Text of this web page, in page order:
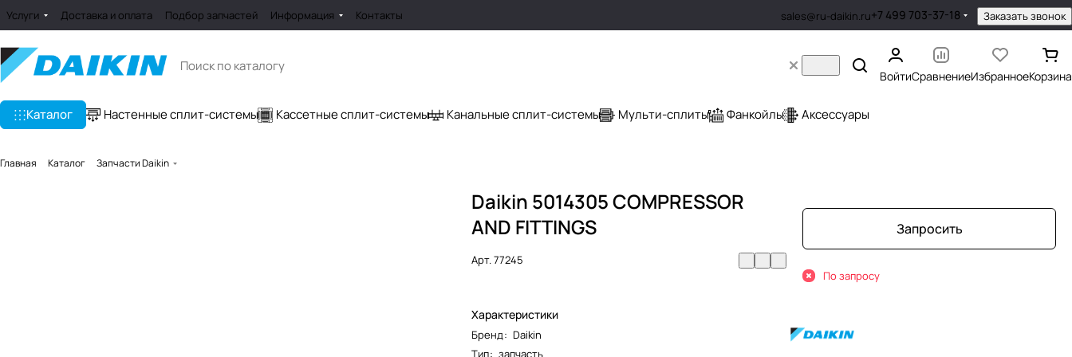
Услуги Доставка и оплата Подбор запчастей Информация Контакты sales@ru-daikin.ru+7 499 703-37-18 Заказать звонок
ВойтиСравнениеИзбранноеКорзина
Каталог Настенные сплит-системы Кассетные сплит-системы Канальные сплит-системы Мульти-сплиты Фанкойлы Аксессуары
Главная Каталог Запчасти Daikin
Daikin 5014305 COMPRESSOR
AND FITTINGS
Арт.77245
Характеристики
Бренд: Daikin
Тип: запчасть
Запросить
По запросу